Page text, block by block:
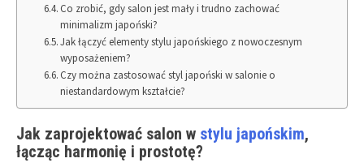
Co zrobić, gdy salon jest mały i trudno zachować
minimalizm japoński?
Jak łączyć elementy stylu japońskiego z nowoczesnym
wyposażeniem?
Czy można zastosować styl japoński w salonie o
niestandardowym kształcie?
Jak zaprojektować salon w stylu japońskim,
łącząc harmonię i prostotę?